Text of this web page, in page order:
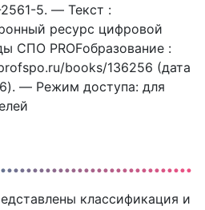
5. — Текст :
ресурс цифровой
СПО PROFобразование :
books/136256 (дата
— Режим доступа: для
классификация и